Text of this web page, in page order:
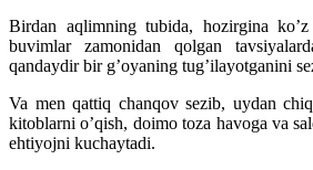
Birdan aqlimning tubida, hozirgina
buvimlar zamonidan qolgan
qandaydir bir g’oyaning tug’ilayotganini
Va men qattiq chanqov sezib, uydan
kitoblarni o’qish, doimo toza havoga va
ehtiyojni kuchaytadi.